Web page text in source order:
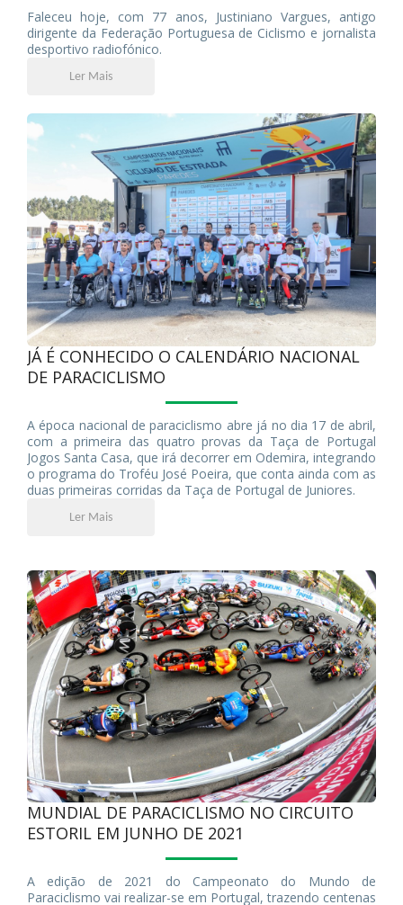
Faleceu hoje, com 77 anos, Justiniano Vargues, antigo
dirigente da Federação Portuguesa de Ciclismo e jornalista
desportivo radiofónico.
Ler Mais
JÁ É CONHECIDO O CALENDÁRIO NACIONAL
DE PARACICLISMO
A época nacional de paraciclismo abre já no dia 17 de abril,
com a primeira das quatro provas da Taça de Portugal
Jogos Santa Casa, que irá decorrer em Odemira, integrando
o programa do Troféu José Poeira, que conta ainda com as
duas primeiras corridas da Taça de Portugal de Juniores.
Ler Mais
MUNDIAL DE PARACICLISMO NO CIRCUITO
ESTORIL EM JUNHO DE 2021
A edição de 2021 do Campeonato do Mundo de
Paraciclismo vai realizar-se em Portugal, trazendo centenas